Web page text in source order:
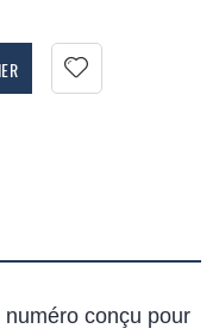
conçu pour